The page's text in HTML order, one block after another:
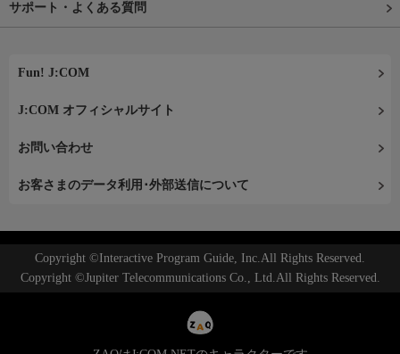
サポート・よくある質問
Fun! J:COM
J:COM オフィシャルサイト
お問い合わせ
お客さまのデータ利用･外部送信について
Copyright ©Interactive Program Guide, Inc.All Rights Reserved.
Copyright ©Jupiter Telecommunications Co., Ltd.All Rights Reserved.